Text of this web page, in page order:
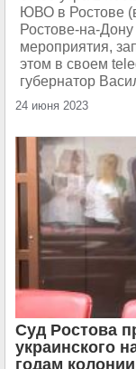
ЮВО в Ростове
Ростове-на-
мероприятия,
этом в своем
губернатор
24 июня 2023
Суд Ростова
украинского
годам